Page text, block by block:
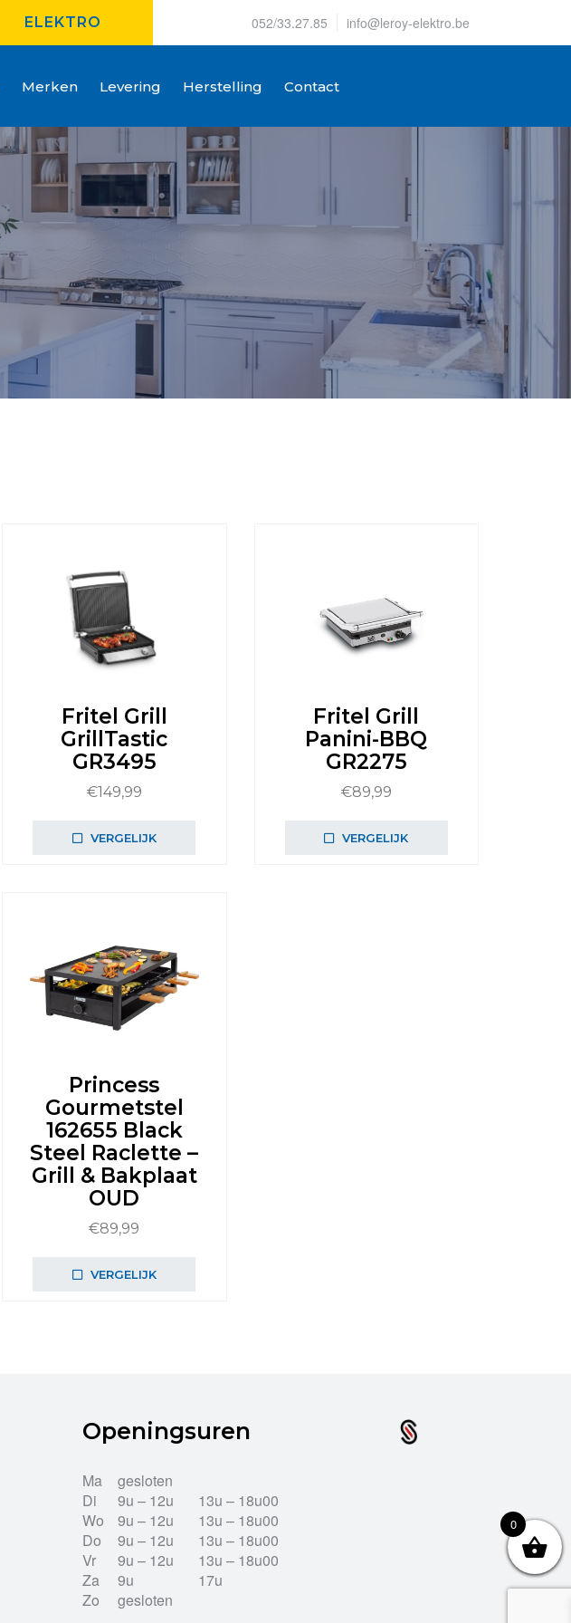
ELEKTRO 052/33.27.85 info@leroy-elektro.be
Merken Levering Herstelling Contact
Fritel Grill
GrillTastic
GR3495
€149,99
VERGELIJK
Fritel Grill
Panini-BBQ
GR2275
€89,99
VERGELIJK
Princess
Gourmetstel
162655 Black
Steel Raclette –
Grill & Bakplaat
OUD
€89,99
VERGELIJK
Openingsuren
Ma
gesloten
Di
9u – 12u
13u – 18u00
Wo
9u – 12u
13u – 18u00
Do
9u – 12u
13u – 18u00
Vr
9u – 12u
13u – 18u00
Za
9u
17u
Zo
gesloten
0